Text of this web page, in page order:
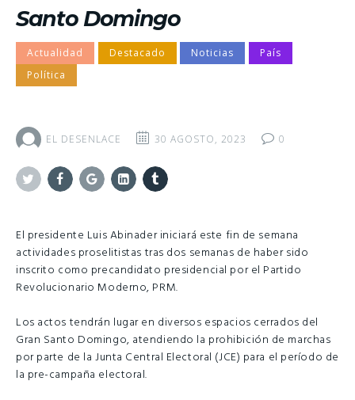
Santo Domingo
Actualidad Destacado Noticias
País
Política
EL DESENLACE 30 AGOSTO, 2023 0
El presidente Luis Abinader iniciará este fin de semana
actividades proselitistas tras dos semanas de haber sido
inscrito como precandidato presidencial por el Partido
Revolucionario Moderno, PRM.
Los actos tendrán lugar en diversos espacios cerrados del
Gran Santo Domingo, atendiendo la prohibición de marchas
por parte de la Junta Central Electoral (JCE) para el período de
la pre-campaña electoral.